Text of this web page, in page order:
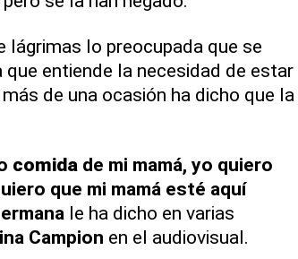
lágrimas lo preocupada que se
entiende la necesidad de estar
de una ocasión ha dicho que la
comidade mi mamá, yo quiero
que mi mamá esté aquí
le ha dicho en varias
Campion en el audiovisual.